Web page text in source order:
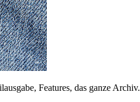
Features, das ganze Archiv.